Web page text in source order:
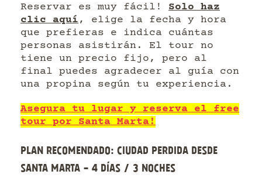
Reservar es muy fácil! Solo haz
clic aquí , elige la fecha y hora
que prefieras e indica cuántas
personas asistirán. El tour no
tiene un precio fijo, pero al
final puedes agradecer al guía con
una propina según tu experiencia.
Asegura tu lugar y reserva el free
tour por Santa Marta!
Plan recomendado: Ciudad Perdida desde
Santa Marta - 4 días / 3 noches